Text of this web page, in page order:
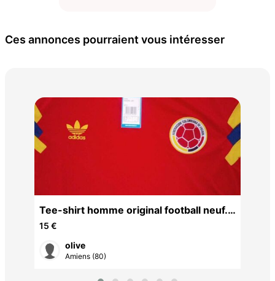
Ces annonces pourraient vous intéresser
Tee-shirt homme original football neuf.
Taille L. Jamais porté. Original Remise
15 €
olive
Amiens (80)